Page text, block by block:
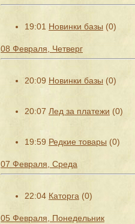
19:01 Новинки базы (0)
08 Февраля, Четверг
20:09 Новинки базы (0)
20:07 Лед за платежи (0)
19:59 Редкие товары (0)
07 Февраля, Среда
22:04 Каторга (0)
05 Февраля, Понедельник